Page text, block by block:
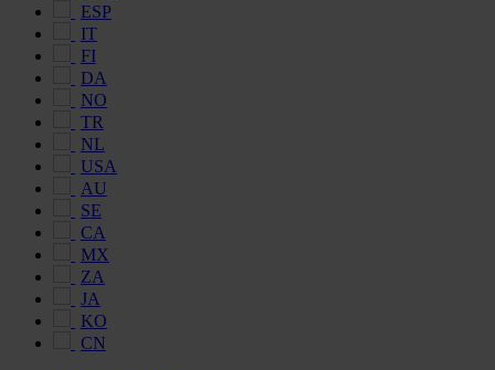
ESP
IT
FI
DA
NO
TR
NL
USA
AU
SE
CA
MX
ZA
JA
KO
CN